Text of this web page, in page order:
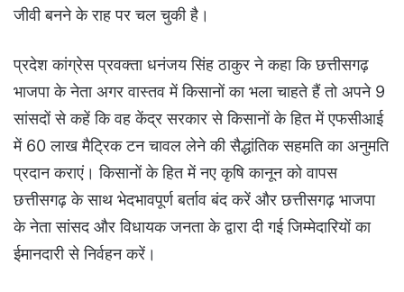
जीवी बनने के राह पर चल चुकी है।
प्रदेश कांग्रेस प्रवक्ता धनंजय सिंह ठाकुर ने कहा कि छत्तीसगढ़
भाजपा के नेता अगर वास्तव में किसानों का भला चाहते हैं तो अपने 9
सांसदों से कहें कि वह केंद्र सरकार से किसानों के हित में एफसीआई
में 60 लाख मैट्रिक टन चावल लेने की सैद्धांतिक सहमति का अनुमति
प्रदान कराएं। किसानों के हित में नए कृषि कानून को वापस
छत्तीसगढ़ के साथ भेदभावपूर्ण बर्ताव बंद करें और छत्तीसगढ़ भाजपा
के नेता सांसद और विधायक जनता के द्वारा दी गई जिम्मेदारियों का
ईमानदारी से निर्वहन करें।